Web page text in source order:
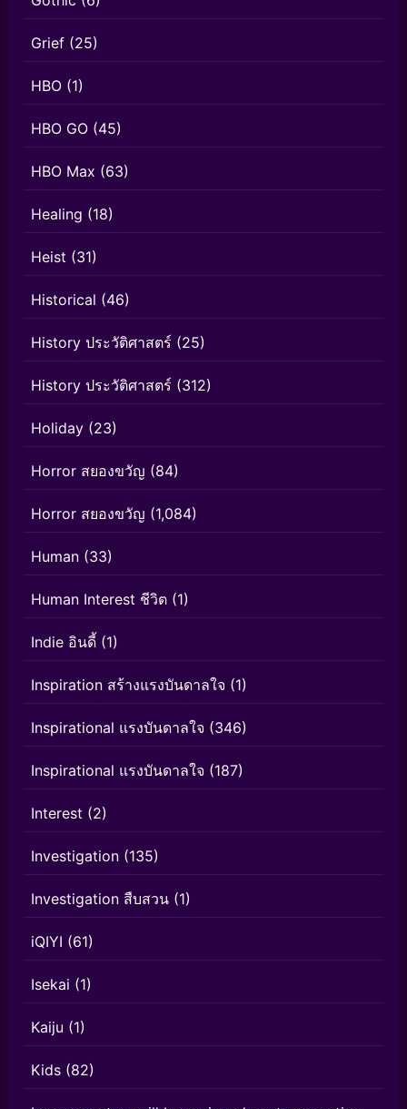
Grief (25)
HBO (1)
HBO GO (45)
HBO Max (63)
Healing (18)
Heist (31)
Historical (46)
History ประวัติศาสตร์ (25)
History ประวัติศาสตร์ (312)
Holiday (23)
Horror สยองขวัญ (84)
Horror สยองขวัญ (1,084)
Human (33)
Human Interest ชีวิต (1)
Indie อินดี้ (1)
Inspiration สร้างแรงบันดาลใจ (1)
Inspirational แรงบันดาลใจ (346)
Inspirational แรงบันดาลใจ (187)
Interest (2)
Investigation (135)
Investigation สืบสวน (1)
iQIYI (61)
Isekai (1)
Kaiju (1)
Kids (82)